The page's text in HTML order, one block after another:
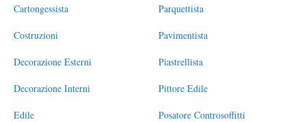
Cartongessista
Costruzioni
Decorazione Esterni
Decorazione Interni
Edile
Parquettista
Pavimentista
Piastrellista
Pittore Edile
Posatore Controsoffitti